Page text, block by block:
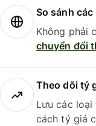
So sánh
Không phải
chuyển đổi
Theo dõi tỷ
Lưu các
cách tỷ giá